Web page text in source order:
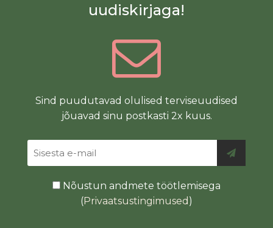
uudiskirjaga!
Sind puudutavad olulised terviseuudised
jõuavad sinu postkasti 2x kuus.
Nõustun andmete töötlemisega
(Privaatsustingimused )